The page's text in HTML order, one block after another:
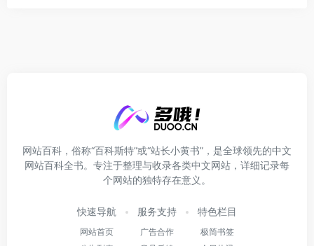
网站百科，俗称“百科斯特”或“站长小黄书”，是全球领先的中文
网站百科全书。专注于整理与收录各类中文网站，详细记录每
个网站的独特存在意义。
快速导航
网站首页
服务支持
广告合作
特色栏目
极简书签